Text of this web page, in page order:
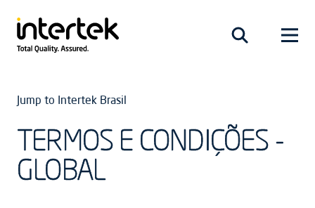
Jump to Intertek Brasil
TERMOS E CONDIÇÕES -
GLOBAL